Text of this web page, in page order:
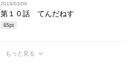
2018/03/09
第１０話 てんだねす
65pt
もっと見る